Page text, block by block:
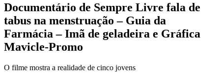
Documentário de Sempre Livre fala de
tabus na menstruação – Guia da
Farmácia – Imã de geladeira e Gráfica
Mavicle-Promo
O filme mostra a realidade de cinco jovens